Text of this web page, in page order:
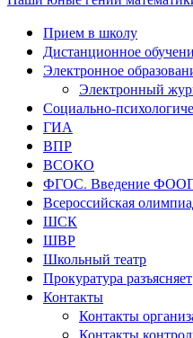
Прием в школу
Дистанционное
Электронное
Электронный
Социально-
ГИА
ВПР
ВСОКО
ФГОС. Введение
Всероссийская
ШСК
ШВР
Школьный театр
Прокуратура разъясняет
Контакты
Контакты
Контакты